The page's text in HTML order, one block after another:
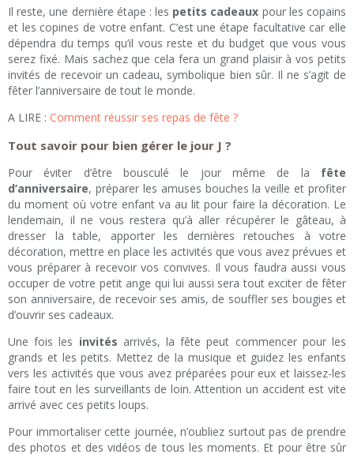
Il reste, une dernière étape : les petits cadeaux pour les copains
et les copines de votre enfant. C’est une étape facultative car elle
dépendra du temps qu’il vous reste et du budget que vous vous
serez fixé. Mais sachez que cela fera un grand plaisir à vos petits
invités de recevoir un cadeau, symbolique bien sûr. Il ne s’agit de
fêter l’anniversaire de tout le monde.
A LIRE : Comment réussir ses repas de fête ?
Tout savoir pour bien gérer le jour J ?
Pour éviter d’être bousculé le jour même de la fête
d’anniversaire, préparer les amuses bouches la veille et profiter
du moment où votre enfant va au lit pour faire la décoration. Le
lendemain, il ne vous restera qu’à aller récupérer le gâteau, à
dresser la table, apporter les dernières retouches à votre
décoration, mettre en place les activités que vous avez prévues et
vous préparer à recevoir vos convives. Il vous faudra aussi vous
occuper de votre petit ange qui lui aussi sera tout exciter de fêter
son anniversaire, de recevoir ses amis, de souffler ses bougies et
d’ouvrir ses cadeaux.
Une fois les invités arrivés, la fête peut commencer pour les
grands et les petits. Mettez de la musique et guidez les enfants
vers les activités que vous avez préparées pour eux et laissez-les
faire tout en les surveillants de loin. Attention un accident est vite
arrivé avec ces petits loups.
Pour immortaliser cette journée, n’oubliez surtout pas de prendre
des photos et des vidéos de tous les moments. Et pour être sûr